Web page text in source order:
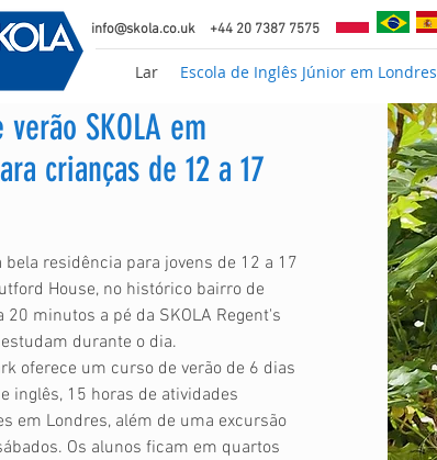
Lar Escola de Inglês Júnior em Londres
info@skola.co.uk +44 20 7387 7575
SKOLA em
crianças de 12 a 17
bela residência para jovens de 12 a 17
House, no histórico bairro de
20 minutos a pé da SKOLA Regent's
durante o dia.
oferece um curso de verão de 6 dias
inglês, 15 horas de atividades
em Londres, além de uma excursão
Os alunos ficam em quartos